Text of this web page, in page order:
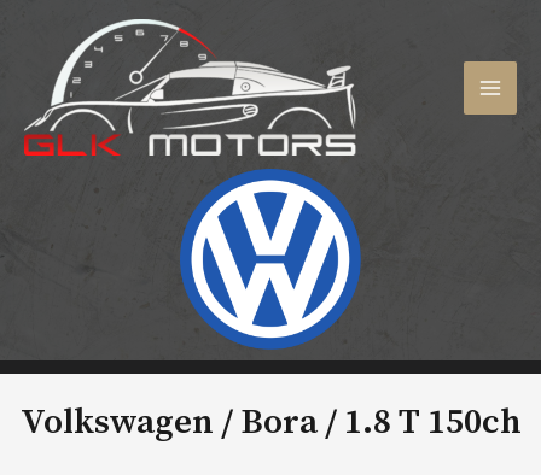
contenu
Volkswagen / Bora / 1.8 T 150ch